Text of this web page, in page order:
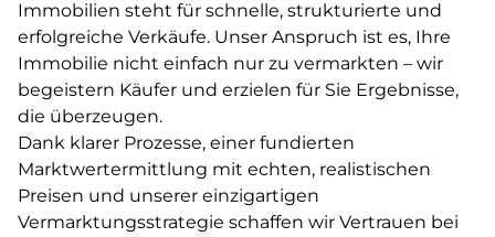
Immobilien steht für schnelle, strukturierte und
erfolgreiche Verkäufe. Unser Anspruch ist es, Ihre
Immobilie nicht einfach nur zu vermarkten – wir
begeistern Käufer und erzielen für Sie Ergebnisse,
die überzeugen.
Dank klarer Prozesse, einer fundierten
Marktwertermittlung mit echten, realistischen
Preisen und unserer einzigartigen
Vermarktungsstrategie schaffen wir Vertrauen bei